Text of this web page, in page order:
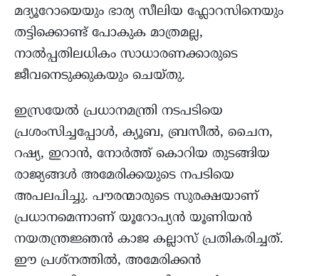
മദ്യൂറോയെയും ഭാര്യ സീലിയ ഫ്ലോറസിനെയും
തട്ടിക്കൊണ്ട് പോകുക മാത്രമല്ല,
നാൽപ്പതിലധികം സാധാരണക്കാരുടെ
ജീവനെടുക്കുകയും ചെയ്തു.
ഇസ്രയേൽ പ്രധാനമന്ത്രി നടപടിയെ
പ്രശംസിച്ചപ്പോൾ, ക്യൂബ, ബ്രസീൽ, ചൈന,
റഷ്യ, ഇറാൻ, നോർത്ത് കൊറിയ തുടങ്ങിയ
രാജ്യങ്ങൾ അമേരിക്കയുടെ നപടിയെ
അപലപിച്ചു. പൗരന്മാരുടെ സുരക്ഷയാണ്
പ്രധാനമെന്നാണ് യൂറോപ്യൻ യൂണിയൻ
നയതന്ത്രജ്ഞൻ കാജ കല്ലാസ് പ്രതികരിച്ചത്.
ഈ പ്രശ്നത്തിൽ, അമേരിക്കൻ